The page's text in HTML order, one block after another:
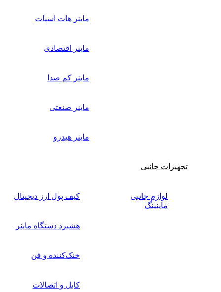
ماینر هات اسپات
ماینر اقتصادی
ماینر کم‌ صدا
ماینر صنعتی
ماینر هیدرو
تجهیزات جانبی
لوازم جانبی
ماینینگ
کیف پول ارز دیجیتال
هشبرد دستگاه ماینر
خنک‌کننده و فن
کابل و اتصالات